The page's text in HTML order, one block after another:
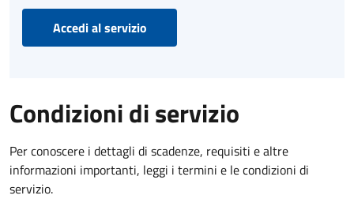
Accedi al servizio
Condizioni di servizio
Per conoscere i dettagli di scadenze, requisiti e altre
informazioni importanti, leggi i termini e le condizioni di
servizio.